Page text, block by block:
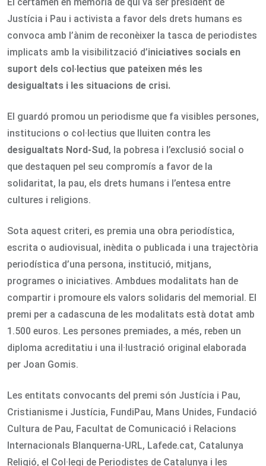
El certamen en memòria de qui va ser president de
Justícia i Pau i activista a favor dels drets humans es
convoca amb l’ànim de reconèixer la tasca de periodistes
implicats amb la visibilització d’iniciatives socials en
suport dels col·lectius que pateixen més les
desigualtats i les situacions de crisi.
El guardó promou un periodisme que fa visibles persones,
institucions o col·lectius que lluiten contra les
desigualtats Nord-Sud, la pobresa i l’exclusió social o
que destaquen pel seu compromís a favor de la
solidaritat, la pau, els drets humans i l’entesa entre
cultures i religions.
Sota aquest criteri, es premia una obra periodística,
escrita o audiovisual, inèdita o publicada i una trajectòria
periodística d’una persona, institució, mitjans,
programes o iniciatives. Ambdues modalitats han de
compartir i promoure els valors solidaris del memorial. El
premi per a cadascuna de les modalitats està dotat amb
1.500 euros. Les persones premiades, a més, reben un
diploma acreditatiu i una il·lustració original elaborada
per Joan Gomis.
Les entitats convocants del premi són Justícia i Pau,
Cristianisme i Justícia, FundiPau, Mans Unides, Fundació
Cultura de Pau, Facultat de Comunicació i Relacions
Internacionals Blanquerna-URL, Lafede.cat, Catalunya
Religió, el Col·legi de Periodistes de Catalunya i les